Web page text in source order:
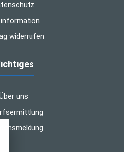
widerrufen
Über uns